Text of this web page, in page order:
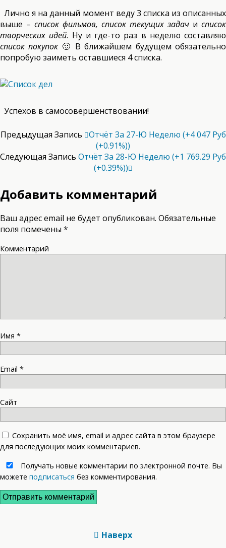
Лично я на данный момент веду 3 списка из описанных
выше – список фильмов, список текущих задач и список
творческих идей. Ну и где-то раз в неделю составляю
список покупок 🙂 В ближайшем будущем обязательно
попробую заиметь оставшиеся 4 списка.
Успехов в самосовершенствовании!
Предыдущая Запись
Отчёт За 27-Ю Неделю (+4 047 Руб
(+0.91%))
Следующая Запись Отчёт За 28-Ю Неделю (+1 769.29 Руб
(+0.39%))
Добавить комментарий
Ваш адрес email не будет опубликован. Обязательные
поля помечены *
Комментарий
Имя *
Email *
Сайт
Сохранить моё имя, email и адрес сайта в этом браузере
для последующих моих комментариев.
Получать новые комментарии по электронной почте. Вы
можете подписаться без комментирования.
Наверх